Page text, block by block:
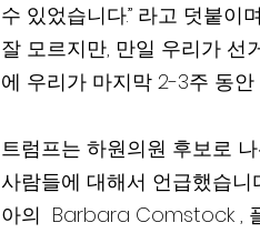
수 있었습니다.” 라고 덧붙
잘 모르지만, 만일 우리가 선
에 우리가 마지막 2-3주 동
트럼프는 하원의원 후보로
사람들에 대해서 언급했습
아의  Barbara Comstock ,